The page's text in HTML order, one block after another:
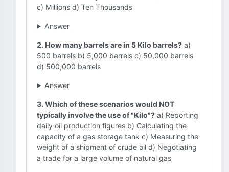
c) Millions d) Ten Thousands
Answer
2. How many barrels are in 5 Kilo barrels? a)
500 barrels b) 5,000 barrels c) 50,000 barrels
d) 500,000 barrels
Answer
3. Which of these scenarios would NOT
typically involve the use of "Kilo"? a) Reporting
daily oil production figures b) Calculating the
capacity of a gas storage tank c) Measuring the
weight of a shipment of crude oil d) Negotiating
a trade for a large volume of natural gas